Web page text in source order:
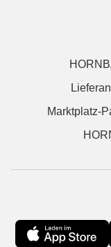
Marktplatz-